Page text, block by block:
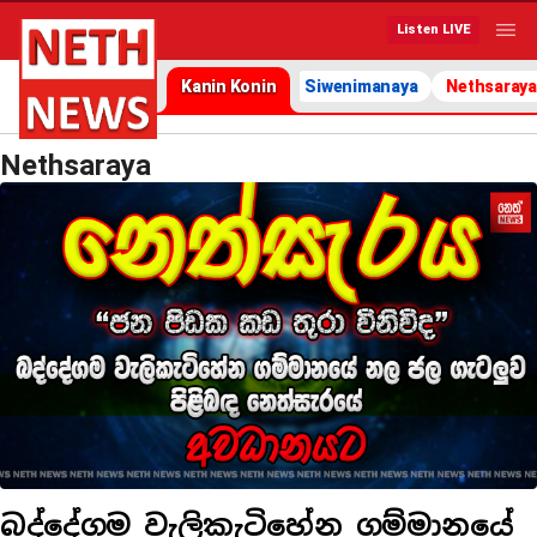
Listen LIVE
Kanin Konin Siwenimanaya Nethsaraya
Nethsaraya
බද්දේගම වැලිකැටිහේන ගම්මානයේ